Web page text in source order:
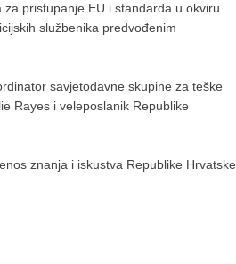
pristupanje EU i standarda u okviru
službenika predvođenim
savjetodavne skupine za teške
Rayes i veleposlanik Republike
znanja i iskustva Republike Hrvatske